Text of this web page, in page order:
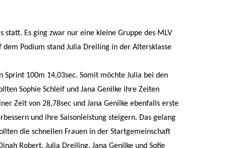
statt. Es ging zwar nur eine kleine Gruppe des MLV
Podium stand Julia Dreiling in der Altersklasse
Sprint 100m 14,03sec. Somit möchte Julia bei den
Sophie Schleif und Jana Genilke ihre Zeiten
Zeit von 28,78sec und Jana Genilke ebenfalls erste
und ihre Saisonleistung steigern. Das gelang
die schnellen Frauen in der Startgemeinschaft
Robert, Julia Dreiling, Jana Genilke und Sofie